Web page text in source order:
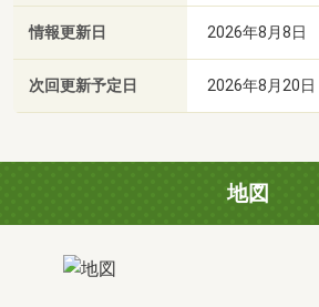
情報更新日 2026年8月8日
次回更新予定日 2026年8月20日
地図